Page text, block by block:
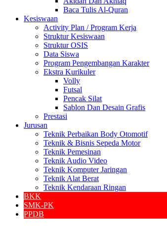
Baca Tulis Al-Quran
Kesiswaan
Activity Plan / Program Kerja
Struktur Kesiswaan
Struktur OSIS
Data Siswa
Program Pengembangan Karakter
Ekstra Kurikuler
Volly
Futsal
Pencak Silat
Sablon Dan Desain Grafis
Prestasi
Jurusan
Teknik Perbaikan Body Otomotif
Teknik & Bisnis Sepeda Motor
Teknik Pemesinan
Teknik Audio Video
Teknik Komputer Jaringan
Teknik Alat Berat
Teknik Kendaraan Ringan
BKK
SMK-PK
PPDB